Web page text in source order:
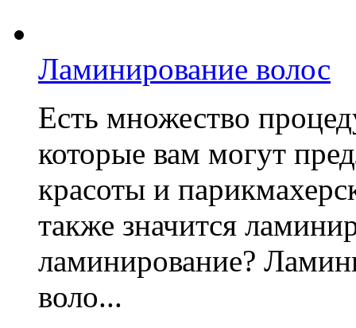
Ламинирование волос
Есть множество
которые вам могут
красоты и
также значится
ламинирование?
воло...